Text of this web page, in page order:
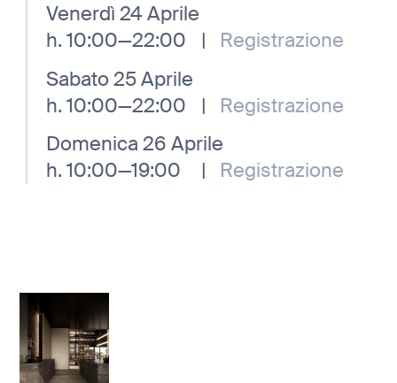
Venerdì 24 Aprile
h. 10:00—22:00
| Registrazione
Sabato 25 Aprile
h. 10:00—22:00
| Registrazione
Domenica 26 Aprile
h. 10:00—19:00
| Registrazione